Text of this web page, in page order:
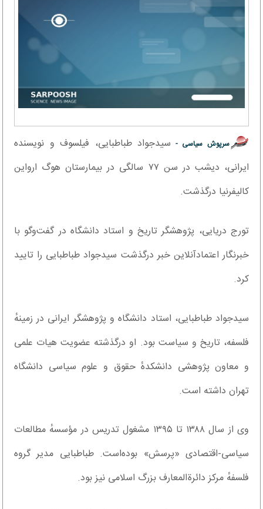
سرپوش سیاسی - سیدجواد طباطبایی، فیلسوف و نویسنده
ایرانی، دیشب در سن ۷۷ سالگی در بیمارستان هوگ ارواین
کالیفرنیا درگذشت.
تورج دریایی، پژوهشگر تاریخ و استاد دانشگاه در گفت‌وگو با
خبرنگار اعتمادآنلاین خبر درگذشت سیدجواد طباطبایی را تایید
کرد.
سیدجواد طباطبایی، استاد دانشگاه و پژوهشگر ایرانی در زمینهٔ
فلسفه، تاریخ و سیاست بود. او درگذشته عضویت هیات علمی
و معاون پژوهشی دانشکدهٔ حقوق و علوم سیاسی دانشگاه
تهران داشته است.
وی از سال ۱۳۸۸ تا ۱۳۹۵ مشغول تدریس در مؤسسهٔ مطالعات
سیاسی-اقتصادی «پرسش» بوده‌است. طباطبایی مدیر گروه
فلسفهٔ مرکز دائرةالمعارف بزرگ اسلامی نیز بود.